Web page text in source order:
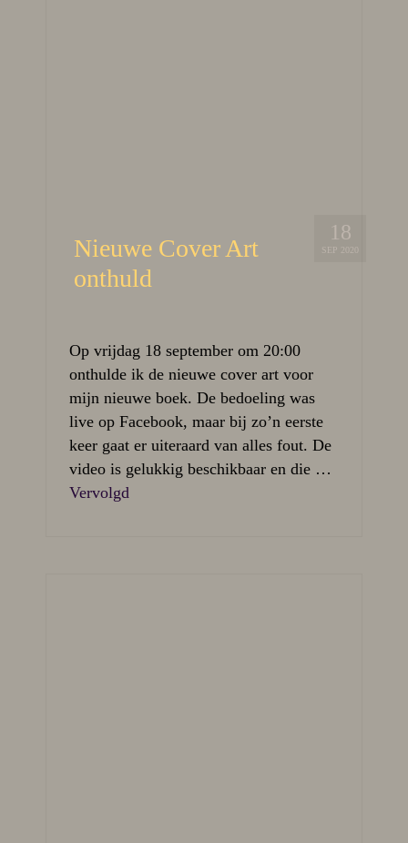
18
SEP 2020
Nieuwe Cover Art
onthuld
Op vrijdag 18 september om 20:00
onthulde ik de nieuwe cover art voor
mijn nieuwe boek. De bedoeling was
live op Facebook, maar bij zo’n eerste
keer gaat er uiteraard van alles fout. De
video is gelukkig beschikbaar en die …
Vervolgd